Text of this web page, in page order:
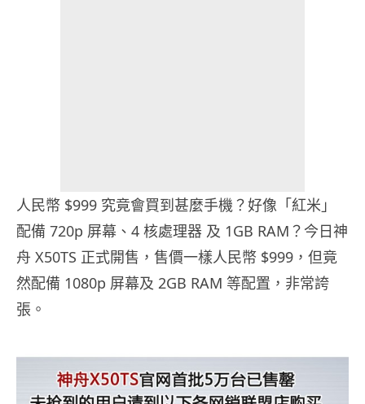
人民幣 $999 究竟會買到甚麼手機？好像「紅米」
配備 720p 屏幕、4 核處理器 及 1GB RAM？今日神
舟 X50TS 正式開售，售價一樣人民幣 $999，但竟
然配備 1080p 屏幕及 2GB RAM 等配置，非常誇
張。